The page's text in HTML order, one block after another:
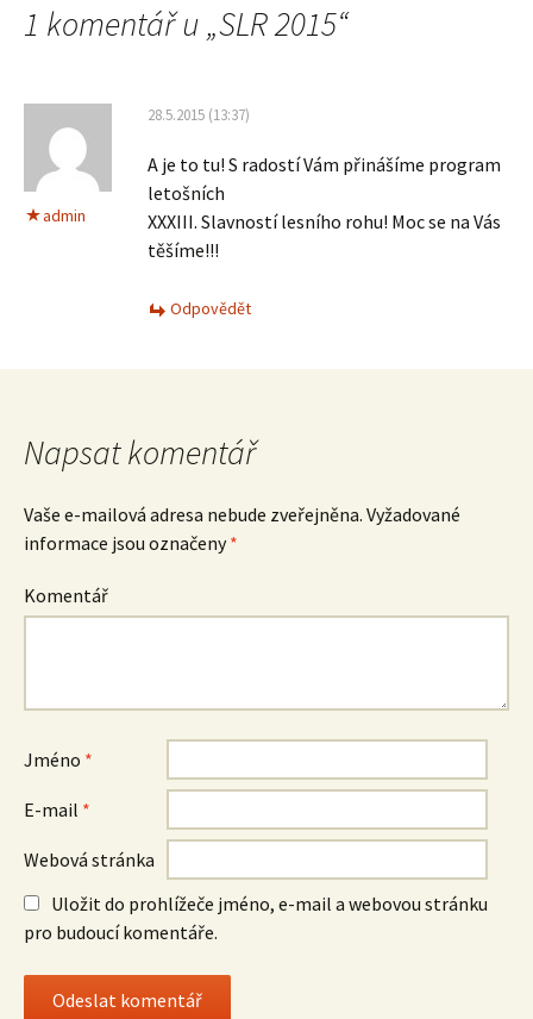
1 komentář u „SLR 2015“
admin
28.5.2015 (13:37)
A je to tu! S radostí Vám přinášíme program
letošních
XXXIII. Slavností lesního rohu! Moc se na Vás
těšíme!!!
Odpovědět
Napsat komentář
Vaše e-mailová adresa nebude zveřejněna. Vyžadované
informace jsou označeny*
Komentář
Jméno *
E-mail *
Webová stránka
Uložit do prohlížeče jméno, e-mail a webovou stránku
pro budoucí komentáře.